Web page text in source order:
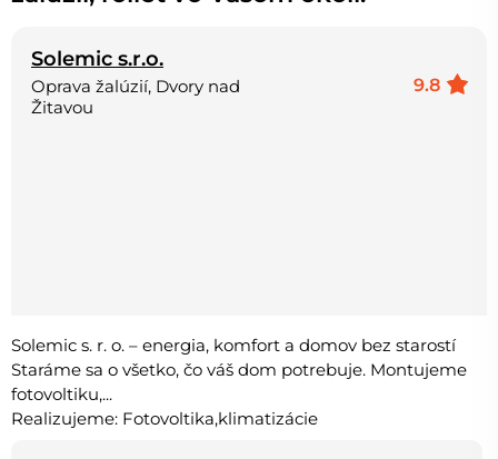
Solemic s.r.o.
9.8
Oprava žalúzií, Dvory nad
Žitavou
Solemic s. r. o. – energia, komfort a domov bez starostí
Staráme sa o všetko, čo váš dom potrebuje. Montujeme
fotovoltiku,...
Realizujeme: Fotovoltika,klimatizácie